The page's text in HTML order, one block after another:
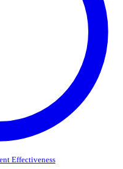
Effectiveness